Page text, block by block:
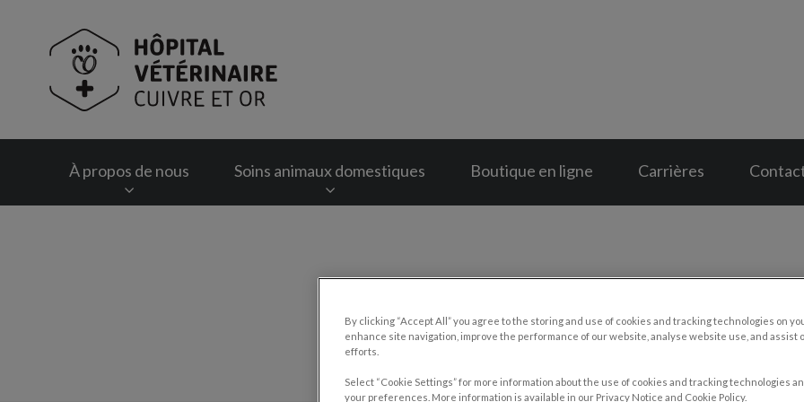
À propos de nous Soins animaux domestiques Boutique en ligne Carrières
Contactez-nous
By clicking “Accept All” you agree to the storing and use of cookies and tracking technologies on
enhance site navigation, improve the performance of our website, analyse website use, and assist
efforts.
Select “Cookie Settings” for more information about the use of cookies and tracking technologies
your preferences. More information is available in our Privacy Notice and Cookie Policy.